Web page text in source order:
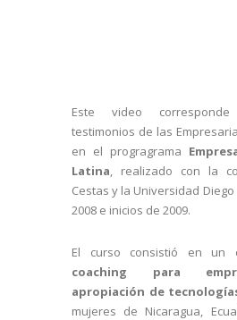
Este video
testimonios de las
en el progragrama
Latina, realizado con la
Cestas y la Universidad
2008 e inicios de 2009.
El curso consistió en un
coaching para
apropiación de
mujeres de Nicaragua,